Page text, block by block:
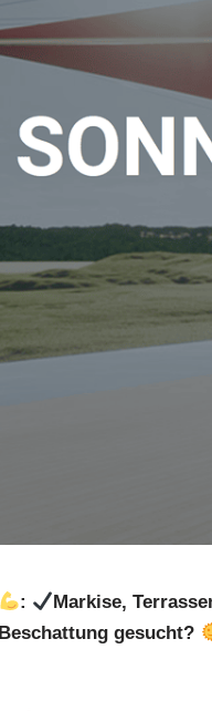
: Markise,
Beschattung gesucht?